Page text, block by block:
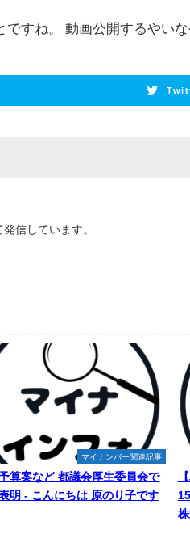
ですね。 動画公開するやい
信しています。
マイナンバー関連記事
算案など 都議会厚生委員会で
明 - こんにちは 原のり子です